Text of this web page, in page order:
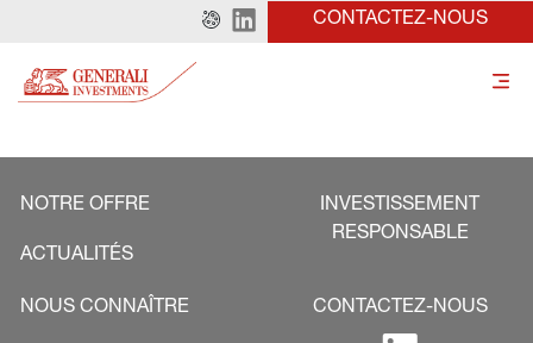
CONTACTEZ-NOUS
NOTRE OFFRE
ACTUALITÉS
INVESTISSEMENT
RESPONSABLE
NOUS CONNAÎTRE CONTACTEZ-NOUS